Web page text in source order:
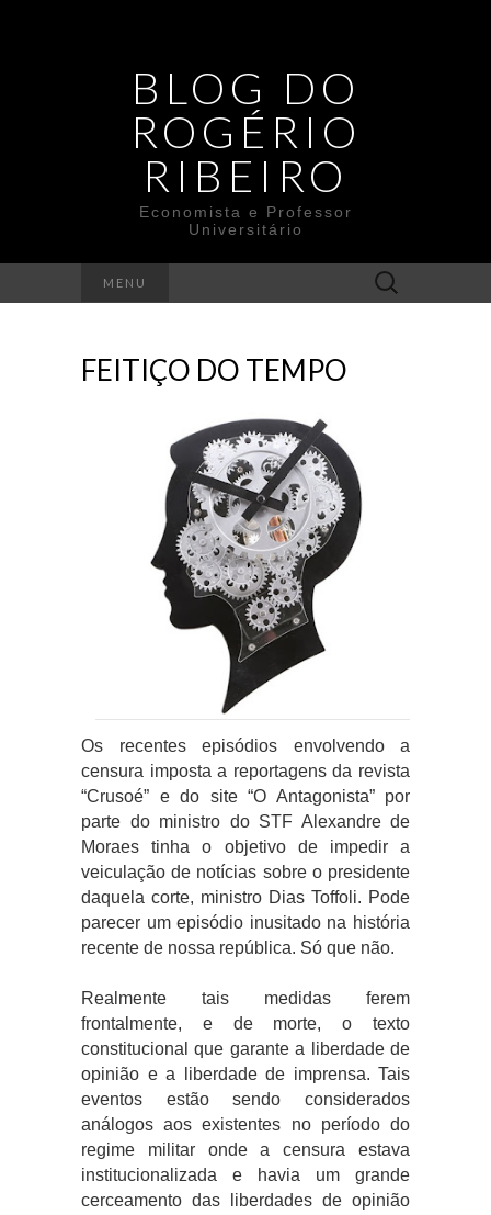
BLOG DO
ROGÉRIO
RIBEIRO
Economista e Professor
Universitário
MENU
Search
for:
FEITIÇO DO TEMPO
Os recentes episódios envolvendo a
censura imposta a reportagens da revista
“Crusoé” e do site “O Antagonista” por
parte do ministro do STF Alexandre de
Moraes tinha o objetivo de impedir a
veiculação de notícias sobre o presidente
daquela corte, ministro Dias Toffoli. Pode
parecer um episódio inusitado na história
recente de nossa república. Só que não.
Realmente tais medidas ferem
frontalmente, e de morte, o texto
constitucional que garante a liberdade de
opinião e a liberdade de imprensa. Tais
eventos estão sendo considerados
análogos aos existentes no período do
regime militar onde a censura estava
institucionalizada e havia um grande
cerceamento das liberdades de opinião